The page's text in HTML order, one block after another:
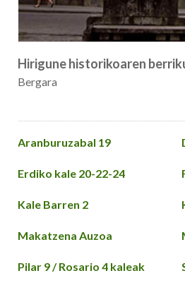
Hirigune historikoaren
Bergara
Aranburuzabal 19
Erdiko kale 20-22-24
Kale Barren 2
Makatzena Auzoa
Pilar 9 / Rosario 4 kaleak